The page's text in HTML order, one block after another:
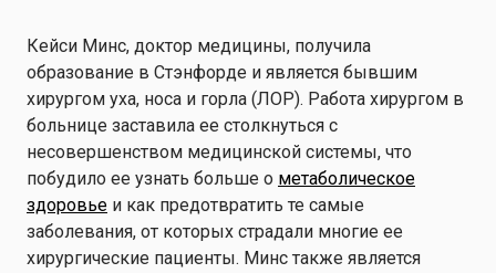
Кейси Минс, доктор медицины, получила
образование в Стэнфорде и является бывшим
хирургом уха, носа и горла (ЛОР). Работа хирургом в
больнице заставила ее столкнуться с
несовершенством медицинской системы, что
побудило ее узнать больше о метаболическое
здоровье и как предотвратить те самые
заболевания, от которых страдали многие ее
хирургические пациенты. Минс также является